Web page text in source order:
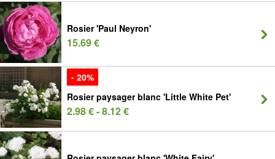
Rosier 'Paul Neyron'
15.69 €
- 20%
Rosier paysager blanc 'Little White Pet'
2.98 € - 8.12 €